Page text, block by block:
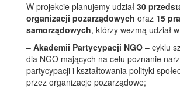
W projekcie planujemy udział 30
organizacji pozarządowych oraz 15
samorządowych, którzy wezmą udział
– Akademii Partycypacji NGO – cyklu
dla NGO mających na celu poznanie
partycypacji i kształtowania polityki
przez organizacje pozarządowe;